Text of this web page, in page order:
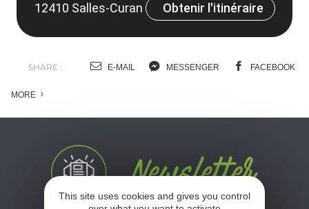
12410 Salles-Curan
Obtenir l'itinéraire
SHARE : E-MAIL MESSENGER FACEBOOK
MORE
This site uses cookies and gives you control